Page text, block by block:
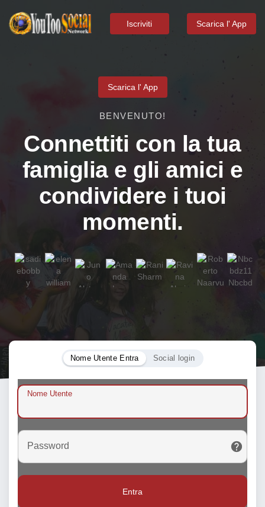
Iscriviti Scarica l' App
Scarica l' App
BENVENUTO!
Connettiti con la tua
famiglia e gli amici e
condividere i tuoi
momenti.
Nome Utente Entra Social login
Nome Utente
Password
Entra